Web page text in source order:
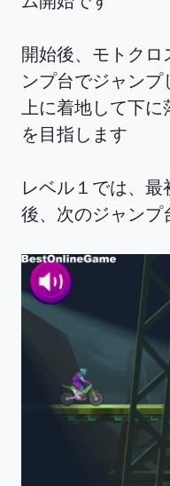
開始後、モトクロ
ンプ台でジャン
上に着地して下に
を目指します
レベル１では、
後、次のジャンプ